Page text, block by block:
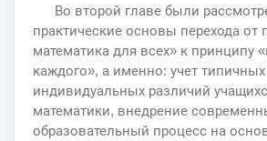
Во второй главе были
практические основы перехода от
математика для всех» к принципу
каждого», а именно: учет типичных
индивидуальных различий
математики, внедрение
образовательный процесс на